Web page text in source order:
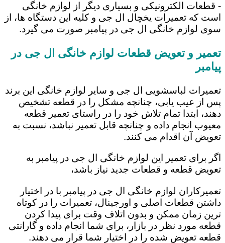
- قطعات الکترونیکی و بسیاری دیگر از لوازم خانگی
است که تعمیرات یخچال ال جی و کلیه این دستگاه ها، از
سوی لوازم خانگی ال جی در پیامبر صورت می گیرد.
تعمیر و تعویض قطعات لوازم خانگی ال جی در
پیامبر
تعمیرات لباسشویی ال جی و سایر لوازم خانگی این برند
پس از عیب یابی، چنانچه مشکل را در قطعه تشخیص
دهند، ابتدا تمام تلاش خود را در راستای تعمیر قطعه
معیوب انجام داده و چنانچه قابل تعمیر نباشد، نسبت به
تعویض آن اقدام می کنند.
اگر برای تعمیر این لوازم خانگی ال جی در پیامبر به
تعویض قطعه و قطعات جدید نیاز باشد،
تعمیرکاران لوازم خانگی ال جی در پیامبر با در اختیار
داشتن قطعات اصلی و اورجینال، تعمیرات را در کوتاه
ترین زمان ممکن و بدون اتلاف وقت برای پیدا کردن
قطعه مورد نظر در بازار، برای شما انجام داده و گارانتی
قطعه تعویض شده را در اختیار شما قرار می دهند.